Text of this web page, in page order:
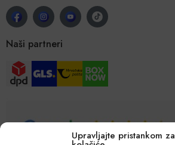
Upravljajte pristankom za
Naši partneri